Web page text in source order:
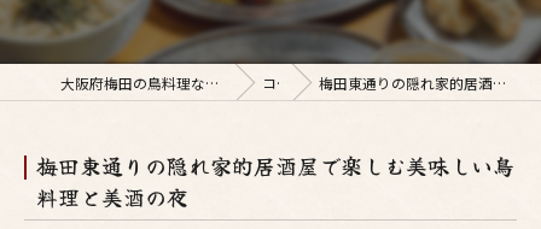
大阪府梅田の鳥料理なら釜焼鳥本舗おやひなや 梅田店 コラム 梅田東通りの隠れ家的居酒屋で楽しむ美味しい鳥料理と美酒の夜
梅田東通りの隠れ家的居酒屋で楽しむ美味しい鳥
料理と美酒の夜